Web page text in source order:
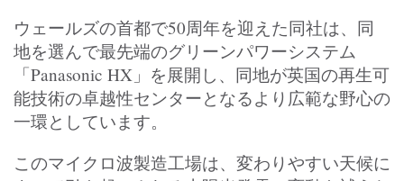
ウェールズの首都で50周年を迎えた同社は、同
地を選んで最先端のグリーンパワーシステム
「Panasonic HX」を展開し、同地が英国の再生可
能技術の卓越性センターとなるより広範な野心の
一環としています。
このマイクロ波製造工場は、変わりやすい天候に